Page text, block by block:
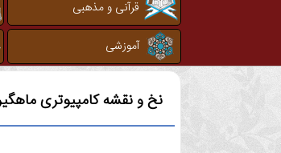
قرآنی و مذهبی
آموزشی
نخ و نقشه کامپیوتری